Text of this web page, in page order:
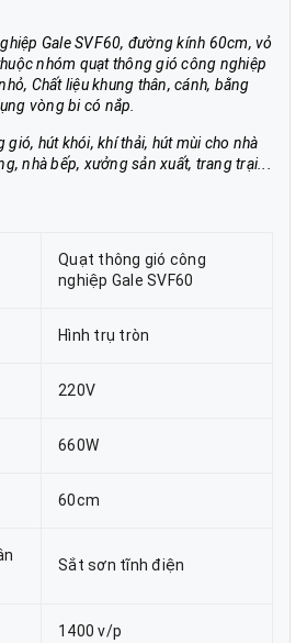
Gale SVF60, đường kính 60cm, vỏ
nhóm quạt thông gió công nghiệp
Chất liệu khung thân, cánh, bằng
vòng bi có nắp.
hút khói, khí thải, hút mùi cho nhà
nhà bếp, xưởng sản xuất, trang trại...
Quạt thông gió công
nghiệp Gale SVF60
Hình trụ tròn
220V
660W
60cm
Sắt sơn tĩnh điện
1400 v/p